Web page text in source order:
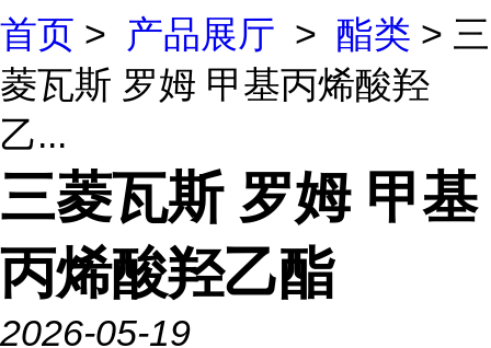
首页 > 产品展厅 > 酯类 > 三
菱瓦斯 罗姆 甲基丙烯酸羟
乙...
三菱瓦斯 罗姆 甲基
丙烯酸羟乙酯
2026-05-19